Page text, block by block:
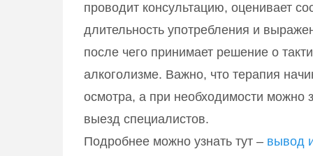
проводит консультацию, оценивает
длительность употребления и
после чего принимает решение о
алкоголизме. Важно, что терапия
осмотра, а при необходимости можно
выезд специалистов.
Подробнее можно узнать тут – вывод